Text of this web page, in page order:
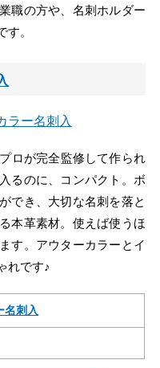
職の方や、名刺ホルダー
。
ロが完全監修して作られ
るのに、コンパクト。ボ
でき、大切な名刺を落と
本革素材。使えば使うほ
す。アウターカラーとイ
れです♪
名刺入